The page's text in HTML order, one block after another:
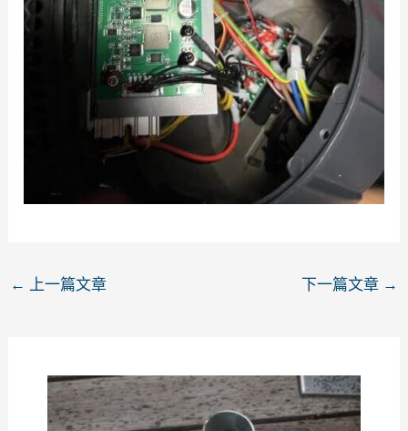
← 上一篇文章 下一篇文章 →